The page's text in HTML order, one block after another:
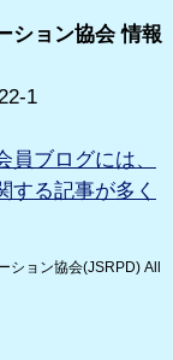
ション協会 情報
1
ブログには、
する記事が多く
ョン協会(JSRPD) All